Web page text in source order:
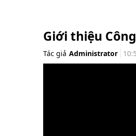
Giới thiệu
Tác giả Administrator